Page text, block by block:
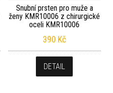
Snubní prsten pro muže a
ženy KMR10006 z chirurgické
oceli KMR10006
390 Kč
DETAIL